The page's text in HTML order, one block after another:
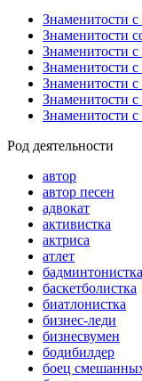
Знаменитости
Знаменитости
Знаменитости с
Знаменитости
Знаменитости
Знаменитости
Знаменитости
Род деятельности
автор
автор песен
адвокат
активистка
актриса
атлет
бадминтонистка
баскетболистка
биатлонистка
бизнес-леди
бизнесвумен
бодибилдер
боец